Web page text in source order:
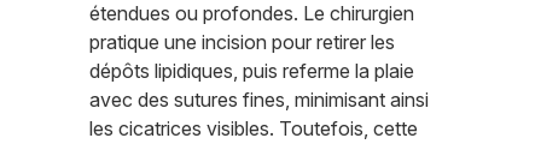
étendues ou profondes. Le chirurgien
pratique une incision pour retirer les
dépôts lipidiques, puis referme la plaie
avec des sutures fines, minimisant ainsi
les cicatrices visibles. Toutefois, cette